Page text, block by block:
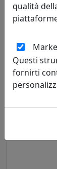
Arti e
qualità
Questi
fornirti